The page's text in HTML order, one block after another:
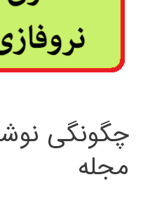
چگونگی
مجله